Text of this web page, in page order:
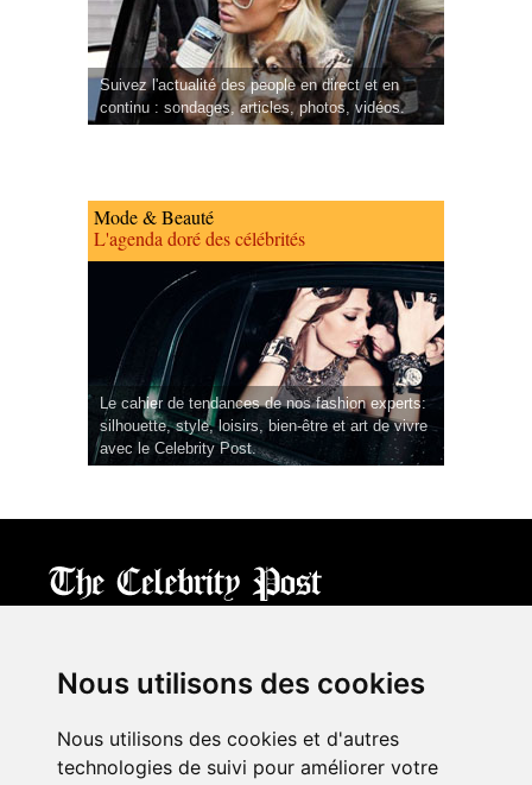
Nous utilisons des cookies
Nous utilisons des cookies et d'autres
technologies de suivi pour améliorer votre
Suivez l'actualité des people en direct et en
continu : sondages, articles, photos, vidéos.
Mode & Beauté
L'agenda doré des célébrités
Le cahier de tendances de nos fashion experts:
silhouette, style, loisirs, bien-être et art de vivre
avec le Celebrity Post.
Terms of Use| Privacy|Cookies Policy (Mes préférences)
À propos